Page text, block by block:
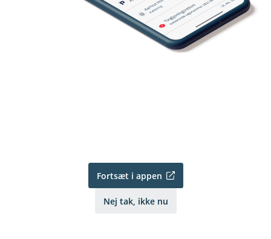
Fortsæt i appen
Nej tak, ikke nu